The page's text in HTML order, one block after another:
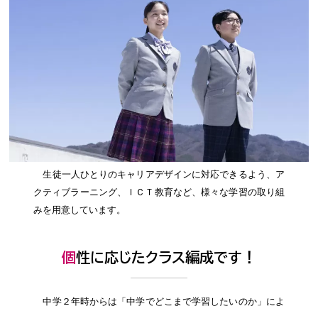
生徒一人ひとりのキャリアデザインに対応できるよう、ア
クティブラーニング、ＩＣＴ教育など、様々な学習の取り組
みを用意しています。
個性に応じたクラス編成です！
中学２年時からは「中学でどこまで学習したいのか」によ